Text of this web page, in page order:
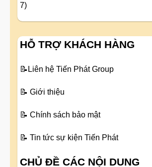
7)
HỖ TRỢ KHÁCH HÀNG
📝 Liên hệ Tiến Phát Group
📝 Giới thiệu
📝 Chính sách bảo mật
📝 Tin tức sự kiện Tiến Phát
CHỦ ĐỀ CÁC NỘI DUNG